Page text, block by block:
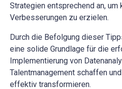
Strategien entsprechend an, um
Verbesserungen zu erzielen.
Durch die Befolgung dieser
eine solide Grundlage für die
Implementierung von
Talentmanagement schaffen
effektiv transformieren.